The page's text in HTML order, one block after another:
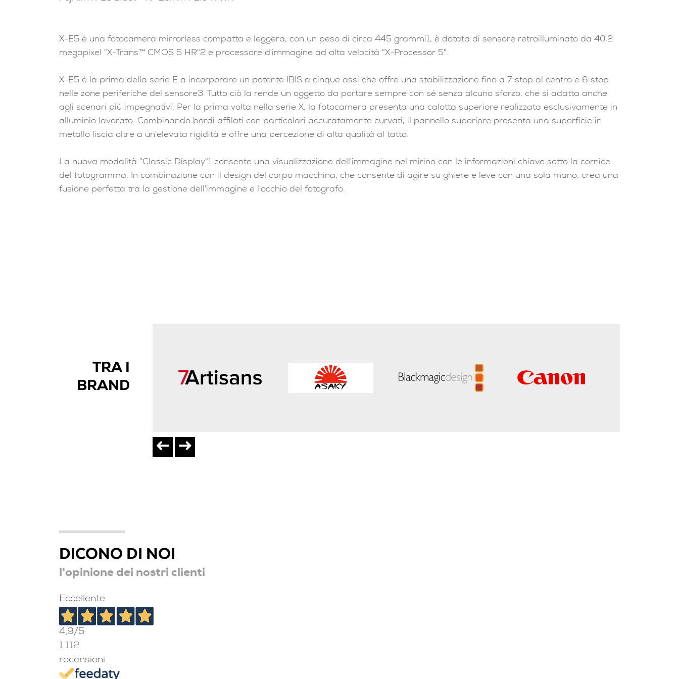
X-E5 è una fotocamera mirrorless compatta e leggera, con un peso di circa 445 grammi1, è dotata di sensore retroilluminato da 40,2
megapixel "X-Trans™ CMOS 5 HR"2 e processore d'immagine ad alta velocità "X-Processor 5".
X-E5 è la prima della serie E a incorporare un potente IBIS a cinque assi che offre una stabilizzazione fino a 7 stop al centro e 6 stop
nelle zone periferiche del sensore3. Tutto ciò la rende un oggetto da portare sempre con sé senza alcuno sforzo, che si adatta anche
agli scenari più impegnativi. Per la prima volta nella serie X, la fotocamera presenta una calotta superiore realizzata esclusivamente in
alluminio lavorato. Combinando bordi affilati con particolari accuratamente curvati, il pannello superiore presenta una superficie in
metallo liscia oltre a un'elevata rigidità e offre una percezione di alta qualità al tatto.
La nuova modalità "Classic Display"1 consente una visualizzazione dell'immagine nel mirino con le informazioni chiave sotto la cornice
del fotogramma. In combinazione con il design del corpo macchina, che consente di agire su ghiere e leve con una sola mano, crea una
fusione perfetta tra la gestione dell'immagine e l'occhio del fotografo.
TRA I
BRAND
DICONO DI NOI
l'opinione dei nostri clienti
Eccellente
4,9/5
1.112
recensioni